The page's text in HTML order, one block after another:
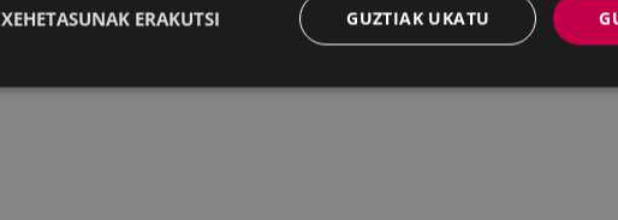
GUZTIAK UKATU
XEHETASUNAK ERAKUTSI